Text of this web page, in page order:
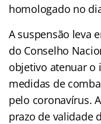
homologado no
A suspensão leva
do Conselho
objetivo atenuar o
medidas de
pelo coronavírus.
prazo de validade